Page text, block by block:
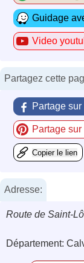
Guidage
Video
Partagez cette
Partage
Partage
Copier le lien
Adresse:
Route de Saint-
Département: